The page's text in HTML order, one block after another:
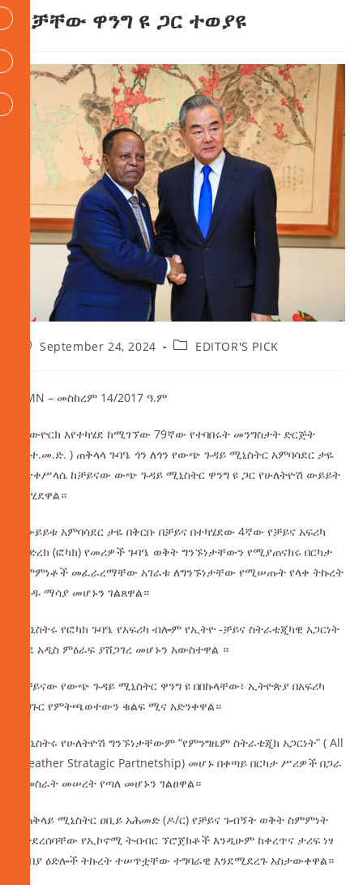
አቻቸው ዋንግ ዩ ጋር ተወያዩ
September 24, 2024 EDITOR'S PICK
AMN – መስከረም 14/2017 ዓ.ም
በኒውዮርክ እየተካሄደ ከሚገኘው 79ኛው የተባበሩት መንግስታት ድርጅት
(የ.ተ.መ.ድ. ) ጠቅላላ ጉባዔ ጎን ለጎን የውጭ ጉዳይ ሚኒስትር አምባሳደር ታዬ
አጽቀሥላሴ ከቻይናው ውጭ ጉዳይ ሚኒስትር ዋንግ ዩ ጋር የሁለትዮሽ ውይይት
አካሂደዋል።
በውይይቱ አምባሳደር ታዬ በቅርቡ በቻይና በተካሄደው 4ኛው የቻይና አፍሪካ
መድረክ (ፎካክ) የመሪዎች ጉባዔ ወቅት ግንኙነታቸውን የሚያጠናክሩ በርካታ
ስምምነቶች መፈራረማቸው አገራቱ ለግንኙነታቸው የሚሠጡት የላቀ ትኩረት
አንዱ ማሳያ መሆኑን ገልጸዋል።
ሚኒስትሩ የፎካክ ጉባዔ የአፍሪካ ብሎም የኢትዮ -ቻይና ስትራቴጂካዊ አጋርነት
ወደ አዲስ ምዕራፍ ያሸጋገረ መሆኑን አውስተዋል ።
የቻይናው የውጭ ጉዳይ ሚኒስትር ዋንግ ዩ በበኩላቸው፣ ኢትዮጵያ በአፍሪካ
አህጉር የምትጫወተውን ቁልፍ ሚና አድንቀዋል።
ሚኒስትሩ የሁለትዮሽ ግንኙነታቸውም “የምንግዜም ስትራቴጂክ አጋርነት” ( All
Weather Stratagic Partnetship) መሆኑ በቀጣይ በርካታ ሥሪዎች በጋራ
ለመስራት መሠረት የጣለ መሆኑን ገልፀዋል።
የጠቅላይ ሚኒስትር ዐቢይ አሕመድ (ዶ/ር) የቻይና ጉብኝት ወቅት ስምምነት
የተደረሰባቸው የኢኮኖሚ ትብብር ኘሮጀክቶች እንዲሁም ከቀረጥና ታሪፍ ነፃ
የገበያ ዕድሎች ትኩረት ተሠጥቷቸው ተግባራዊ እንደሚደረጉ አስታውቀዋል።